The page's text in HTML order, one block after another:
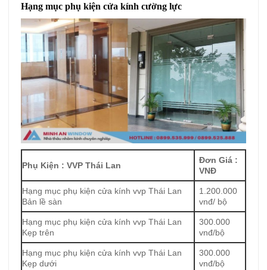
Hạng mục phụ kiện cửa kính cường lực
Phụ Kiện : VVP Thái Lan
Đơn Giá :
VNĐ
Hạng mục phụ kiện cửa kính vvp Thái Lan
Bản lề sàn
1.200.000
vnđ/ bộ
Hạng mục phụ kiện cửa kính vvp Thái Lan
Kẹp trên
300.000
vnđ/bộ
Hạng mục phụ kiện cửa kính vvp Thái Lan
Kẹp dưới
300.000
vnđ/bộ